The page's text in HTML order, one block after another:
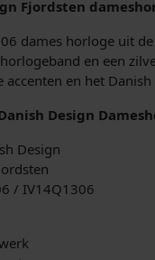
Fjordsten
dames horloge uit
en een
accenten en het
Design
Design
/ IV14Q1306